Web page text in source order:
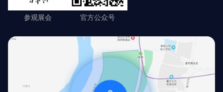
参观展会 官方公众号